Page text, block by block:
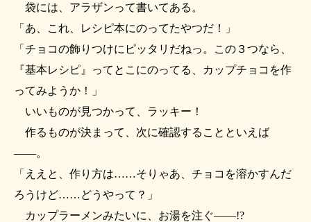
袋には、アラザンって書いてある。
「あ、これ、レシピ本にのってたやつだ！」
「チョコの飾りつけにピッタリだねっ。この３つなら、
『基本レシピ』ってとこにのってる、カップチョコを作
ってみようか！」
いいものが見つかって、ラッキー！
作るものが決まって、次に確認することといえば
――。
「ええと、作り方は……そりゃあ、チョコを溶かすんだ
ろうけど……どうやって？」
カップラーメンみたいに、お湯を注ぐ――!?